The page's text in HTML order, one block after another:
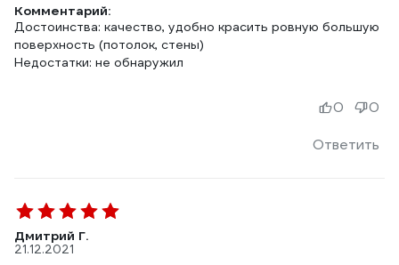
Комментарий:
Достоинства: качество, удобно красить ровную большую
поверхность (потолок, стены)
Недостатки: не обнаружил
Ответить
0 0
Дмитрий Г.
21.12.2021